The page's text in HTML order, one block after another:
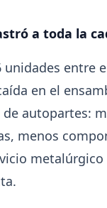
7 8 9 10
a toda la
entre
en el
autopartes:
menos
metalúrgico